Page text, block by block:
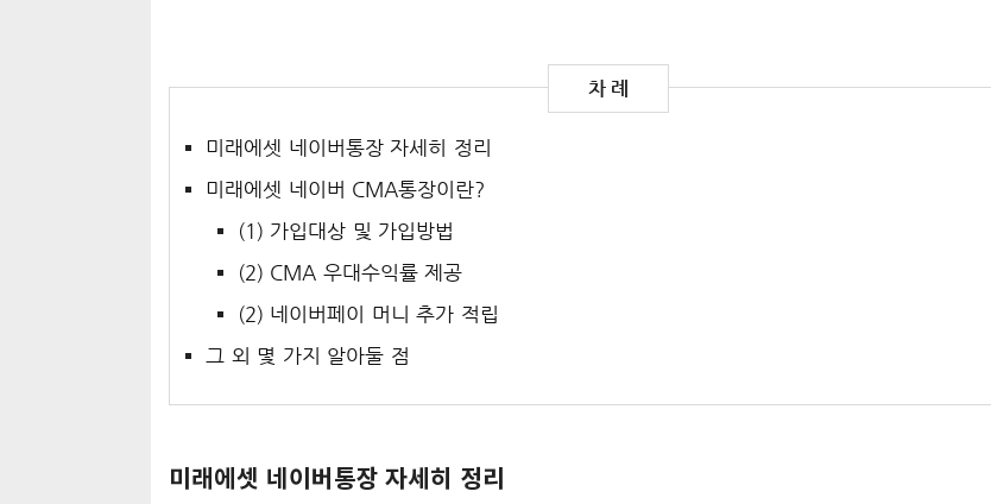
미래에셋 네이버통장 자세히 정리
미래에셋 네이버 CMA통장이란?
(1) 가입대상 및 가입방법
(2) CMA 우대수익률 제공
(2) 네이버페이 머니 추가 적립
그 외 몇 가지 알아둘 점
미래에셋 네이버통장 자세히 정리